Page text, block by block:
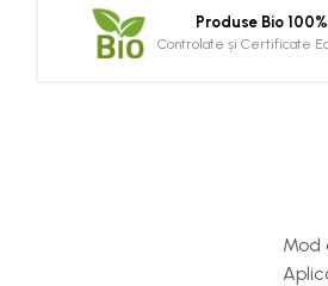
Produse Bio 100%
Controlate și Certificate
Mod